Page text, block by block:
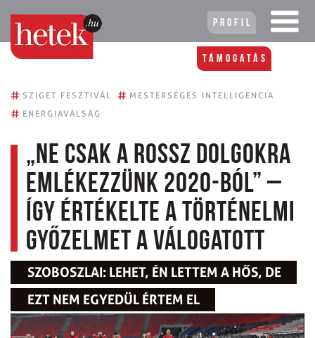
Profil
Támogatás
# SZIGET FESZTIVÁL # MESTERSÉGES INTELLIGENCIA
# ENERGIAVÁLSÁG
„Ne csak a rossz dolgokra
emlékezzünk 2020-ból” –
így értékelte a történelmi
győzelmet a válogatott
SZOBOSZLAI: LEHET, ÉN LETTEM A HŐS, DE
EZT NEM EGYEDÜL ÉRTEM EL